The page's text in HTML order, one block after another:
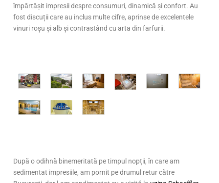
împărtășit impresii despre consumuri, dinamică și confort. Au
fost discuții care au inclus multe cifre, aprinse de excelentele
vinuri roșu și alb și contrastând cu arta din farfurii.
După o odihnă binemeritată pe timpul nopții, în care am
sedimentat impresiile, am pornit pe drumul retur către